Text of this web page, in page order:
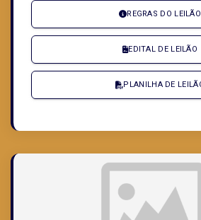
REGRAS DO LEILÃO
EDITAL DE LEILÃO
PLANILHA DE